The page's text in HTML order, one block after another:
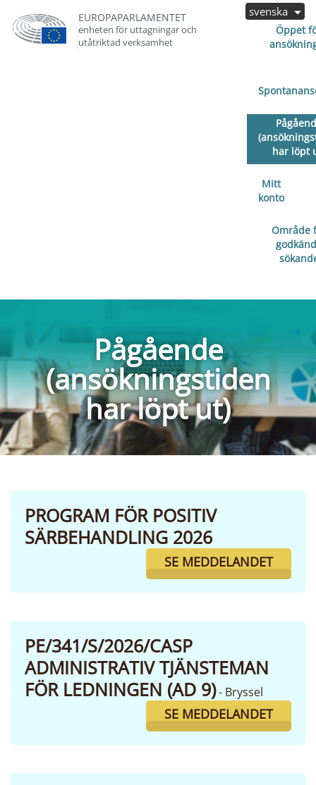
EUROPAPARLAMENTET
enheten för uttagningar och
utåtriktad verksamhet
Öppet
har löpt
Mitt
konto
Område
svenska
Pågående
(ansökningstiden
har löpt ut)
PROGRAM FÖR POSITIV
SÄRBEHANDLING 2026
SE MEDDELANDET
PE/341/S/2026/CASP
ADMINISTRATIV TJÄNSTEMAN
FÖR LEDNINGEN (AD 9)- Bryssel
SE MEDDELANDET